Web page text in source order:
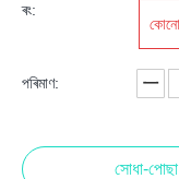
ৰং:
কোনো
পৰিমাণ:
সোধা-